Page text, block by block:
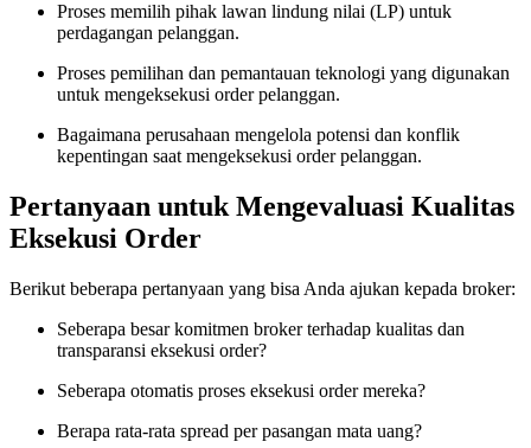
Proses memilih pihak lawan lindung nilai (LP) untuk
perdagangan pelanggan.
Proses pemilihan dan pemantauan teknologi yang digunakan
untuk mengeksekusi order pelanggan.
Bagaimana perusahaan mengelola potensi dan konflik
kepentingan saat mengeksekusi order pelanggan.
Pertanyaan untuk Mengevaluasi Kualitas
Eksekusi Order
Berikut beberapa pertanyaan yang bisa Anda ajukan kepada broker:
Seberapa besar komitmen broker terhadap kualitas dan
transparansi eksekusi order?
Seberapa otomatis proses eksekusi order mereka?
Berapa rata-rata spread per pasangan mata uang?